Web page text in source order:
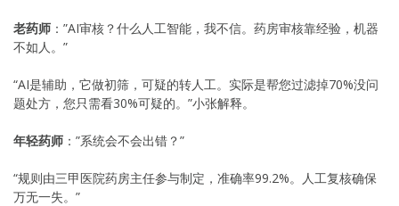
老药师 ：”AI审核？什么人工智能，我不信。药房审核靠经验，机器
不如人。”
“AI是辅助，它做初筛，可疑的转人工。实际是帮您过滤掉70%没问
题处方，您只需看30%可疑的。”小张解释。
年轻药师 ：”系统会不会出错？”
“规则由三甲医院药房主任参与制定，准确率99.2%。人工复核确保
万无一失。”